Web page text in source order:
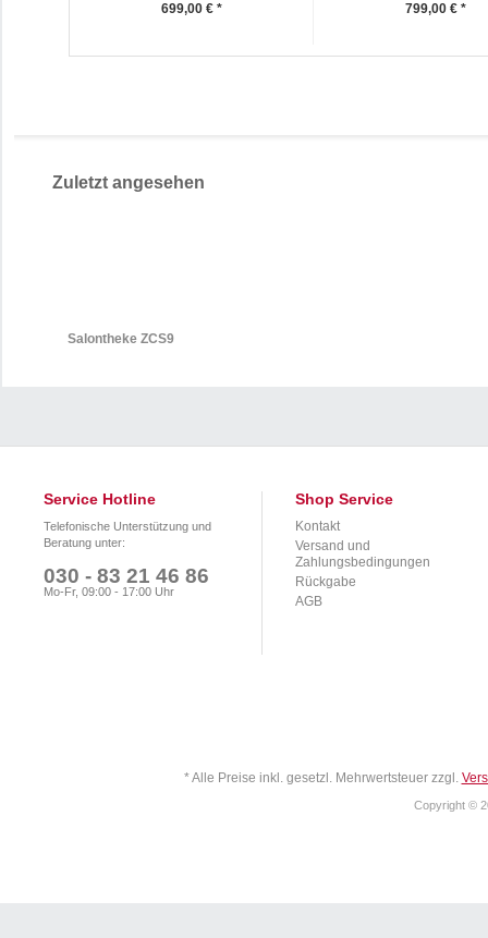
699,00 € * 799,00 € *
Zuletzt angesehen
Salontheke ZCS9
Service Hotline
Telefonische Unterstützung und
Beratung unter:
030 - 83 21 46 86
Mo-Fr, 09:00 - 17:00 Uhr
Shop Service
Kontakt
Versand und
Zahlungsbedingungen
Rückgabe
AGB
* Alle Preise inkl. gesetzl. Mehrwertsteuer zzgl.
Copyright ©